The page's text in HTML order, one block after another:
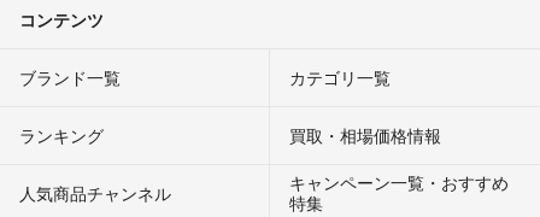
コンテンツ
ブランド一覧 カテゴリ一覧
ランキング 買取・相場価格情報
人気商品チャンネル
キャンペーン一覧・おすすめ
特集